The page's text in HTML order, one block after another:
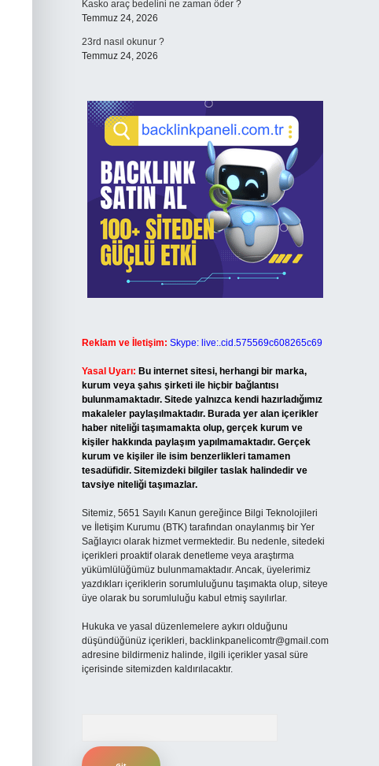
Kasko araç bedelini ne zaman öder ?
Temmuz 24, 2026
23rd nasıl okunur ?
Temmuz 24, 2026
Reklam ve İletişim: Skype: live:.cid.575569c608265c69
Yasal Uyarı: Bu internet sitesi, herhangi bir marka,
kurum veya şahıs şirketi ile hiçbir bağlantısı
bulunmamaktadır. Sitede yalnızca kendi hazırladığımız
makaleler paylaşılmaktadır. Burada yer alan içerikler
haber niteliği taşımamakta olup, gerçek kurum ve
kişiler hakkında paylaşım yapılmamaktadır. Gerçek
kurum ve kişiler ile isim benzerlikleri tamamen
tesadüfidir. Sitemizdeki bilgiler taslak halindedir ve
tavsiye niteliği taşımazlar.
Sitemiz, 5651 Sayılı Kanun gereğince Bilgi Teknolojileri
ve İletişim Kurumu (BTK) tarafından onaylanmış bir Yer
Sağlayıcı olarak hizmet vermektedir. Bu nedenle, sitedeki
içerikleri proaktif olarak denetleme veya araştırma
yükümlülüğümüz bulunmamaktadır. Ancak, üyelerimiz
yazdıkları içeriklerin sorumluluğunu taşımakta olup, siteye
üye olarak bu sorumluluğu kabul etmiş sayılırlar.
Hukuka ve yasal düzenlemelere aykırı olduğunu
düşündüğünüz içerikleri, backlinkpanelicomtr@gmail.com
adresine bildirmeniz halinde, ilgili içerikler yasal süre
içerisinde sitemizden kaldırılacaktır.